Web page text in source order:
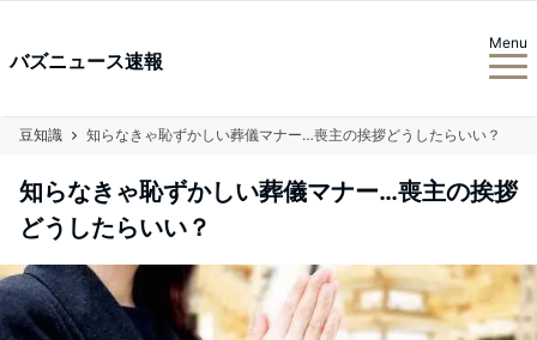
バズニュース速報
Menu
豆知識 知らなきゃ恥ずかしい葬儀マナー…喪主の挨拶どうしたらいい？
知らなきゃ恥ずかしい葬儀マナー…喪主の挨拶
どうしたらいい？